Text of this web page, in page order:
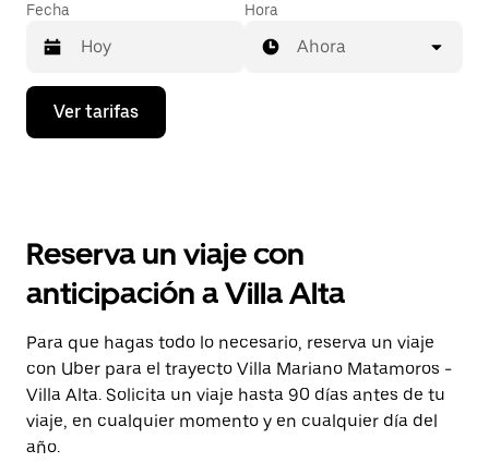
Fecha
Presiona
flecha
el
y
selecciona
una
fecha.
Presiona
la
tecla Esc
para
cerrar
Hora
Ahora
Ver tarifas
Reserva un viaje con
anticipación a Villa Alta
Para que hagas todo lo necesario, reserva un viaje
con Uber para el trayecto Villa Mariano Matamoros -
Villa Alta. Solicita un viaje hasta 90 días antes de tu
viaje, en cualquier momento y en cualquier día del
año.